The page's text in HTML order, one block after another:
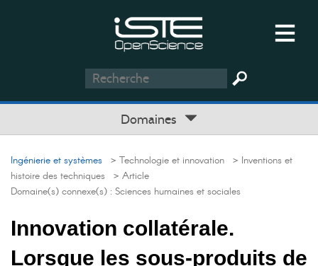
Domaines
Ingénierie et systèmes > Technologie et innovation > Inventions et
histoire des techniques > Article
Domaine(s) connexe(s) : Sciences humaines et sociales
Innovation collatérale.
Lorsque les sous-produits de